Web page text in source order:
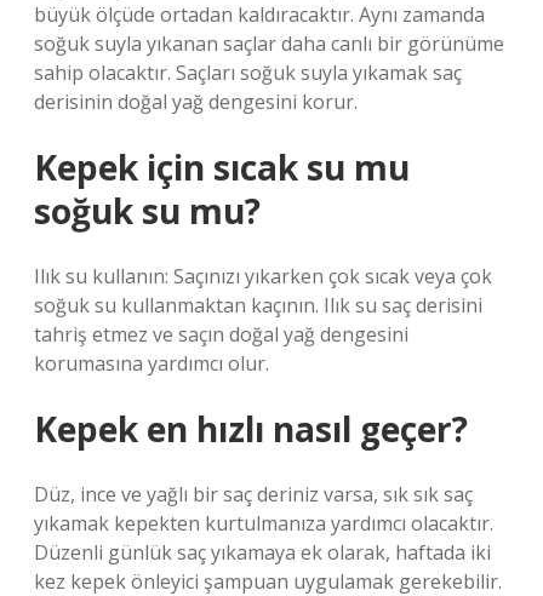
büyük ölçüde ortadan kaldıracaktır. Aynı zamanda
soğuk suyla yıkanan saçlar daha canlı bir görünüme
sahip olacaktır. Saçları soğuk suyla yıkamak saç
derisinin doğal yağ dengesini korur.
Kepek için sıcak su mu
soğuk su mu?
Ilık su kullanın: Saçınızı yıkarken çok sıcak veya çok
soğuk su kullanmaktan kaçının. Ilık su saç derisini
tahriş etmez ve saçın doğal yağ dengesini
korumasına yardımcı olur.
Kepek en hızlı nasıl geçer?
Düz, ince ve yağlı bir saç deriniz varsa, sık sık saç
yıkamak kepekten kurtulmanıza yardımcı olacaktır.
Düzenli günlük saç yıkamaya ek olarak, haftada iki
kez kepek önleyici şampuan uygulamak gerekebilir.